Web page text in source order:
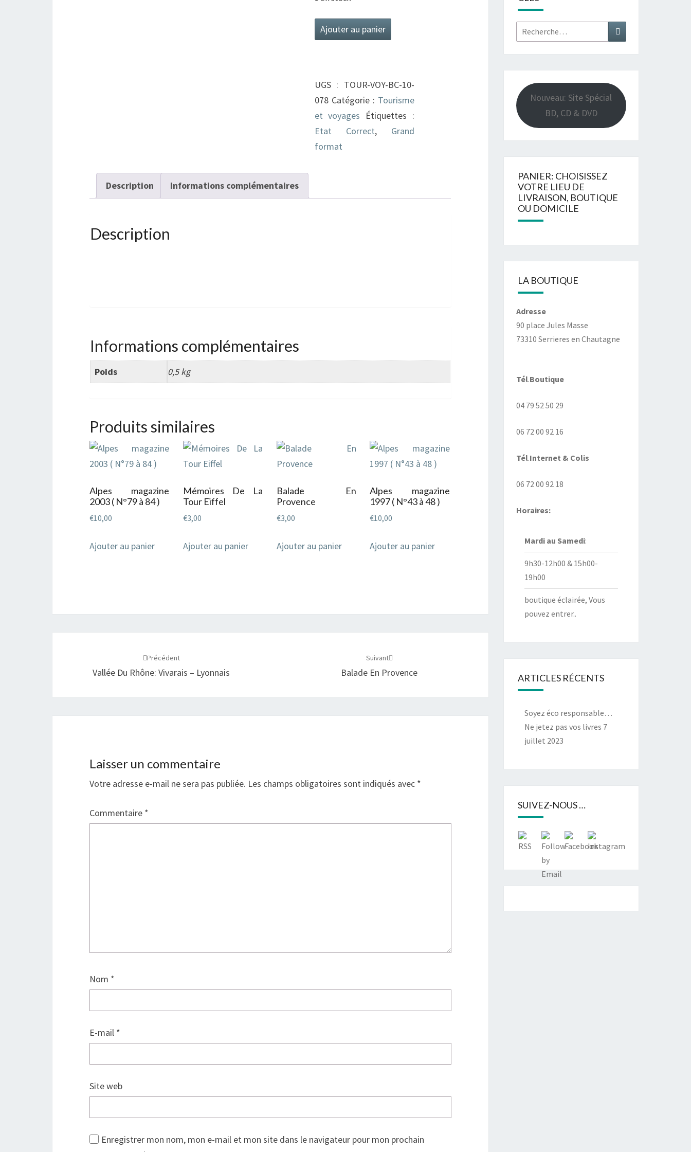
quantité
de
impériale
-
couloir
de
l'Europe
Ajouter au panier
UGS : TOUR-VOY-BC-10-
078 Catégorie : Tourisme
et voyages
Étiquettes :
Etat Correct, Grand
format
Description Informations complémentaires
Description
Informations complémentaires
Poids 0,5 kg
Produits similaires
Alpes magazine
2003 ( N°79 à 84 )
€10,00
Ajouter au panier
Mémoires De La
Tour Eiffel
€3,00
Ajouter au panier
Balade En
Provence
€3,00
Ajouter au panier
Alpes magazine
1997 ( N°43 à 48 )
€10,00
Ajouter au panier
Précédent
Vallée Du Rhône: Vivarais – Lyonnais
Suivant
Balade En Provence
Laisser un commentaire
Votre adresse e-mail ne sera pas publiée. Les champs obligatoires sont indiqués avec *
Commentaire *
Nom *
E-mail *
Site web
Enregistrer mon nom, mon e-mail et mon site dans le navigateur pour mon prochain
Rechercher : Recherche
Nouveau: Site Spécial
BD, CD & DVD
PANIER: CHOISISSEZ
VOTRE LIEU DE
LIVRAISON, BOUTIQUE
OU DOMICILE
LA BOUTIQUE
Adresse
90 place Jules Masse
73310 Serrieres en Chautagne
Tél.Boutique
04 79 52 50 29
06 72 00 92 16
Tél.Internet & Colis
06 72 00 92 18
Horaires:
Mardi au Samedi:
9h30-12h00 & 15h00-
19h00
boutique éclairée, Vous
pouvez entrer..
ARTICLES RÉCENTS
Soyez éco responsable…
Ne jetez pas vos livres 7
juillet 2023
SUIVEZ-NOUS …